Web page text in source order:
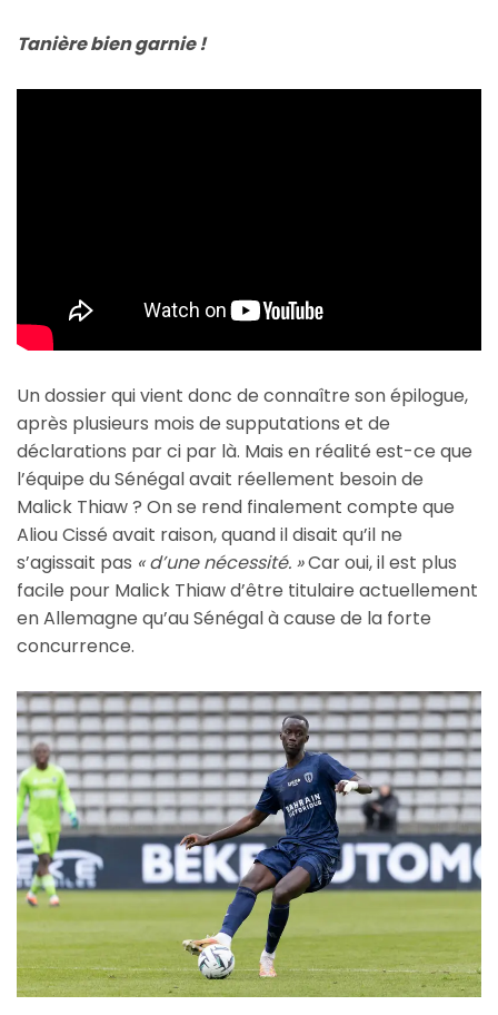
Tanière bien garnie !
Un dossier qui vient donc de connaître son épilogue,
après plusieurs mois de supputations et de
déclarations par ci par là. Mais en réalité est-ce que
l’équipe du Sénégal avait réellement besoin de
Malick Thiaw ? On se rend finalement compte que
Aliou Cissé avait raison, quand il disait qu’il ne
s’agissait pas « d’une nécessité. »Car oui, il est plus
facile pour Malick Thiaw d’être titulaire actuellement
en Allemagne qu’au Sénégal à cause de la forte
concurrence.